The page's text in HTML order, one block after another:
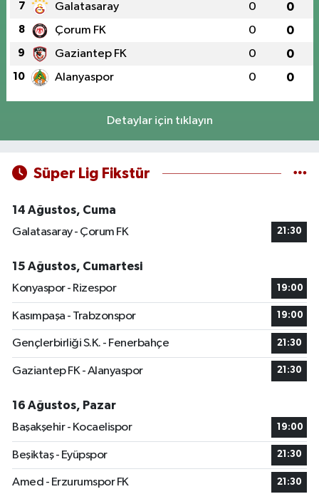
7 Galatasaray 0 0
8 Çorum FK 0 0
9 Gaziantep FK 0 0
10 Alanyaspor 0 0
Detaylar için tıklayın
Süper Lig Fikstür
14 Ağustos, Cuma
Galatasaray - Çorum FK
21:30
15 Ağustos, Cumartesi
Konyaspor - Rizespor
19:00
Kasımpaşa - Trabzonspor 19:00
Gençlerbirliği S.K. - Fenerbahçe 21:30
Gaziantep FK - Alanyaspor 21:30
16 Ağustos, Pazar
Başakşehir - Kocaelispor
19:00
Beşiktaş - Eyüpspor 21:30
Amed - Erzurumspor FK 21:30